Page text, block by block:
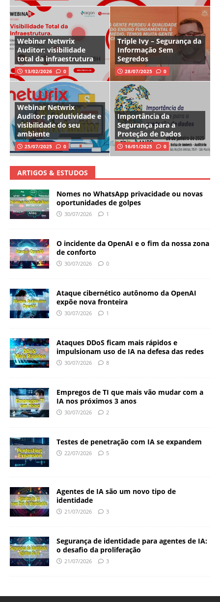
Webinar Netwrix
Auditor: visibilidade
total da infraestrutura
13/02/2026 0
Triple Ivy – Segurança da
Informação Sem
Segredos
28/07/2025 0
Webinar Netwrix
Auditor: produtividade e
visibilidade do seu
ambiente
25/07/2025 0
Importância da
Segurança para a
Proteção de Dados
16/01/2025 0
ARTIGOS & ESTUDOS
Nomes no WhatsApp privacidade ou novas
oportunidades de golpes
30/07/2026 1
O incidente da OpenAI e o fim da nossa zona
de conforto
30/07/2026 0
Ataque cibernético autônomo da OpenAI
expõe nova fronteira
30/07/2026 1
Ataques DDoS ficam mais rápidos e
impulsionam uso de IA na defesa das redes
30/07/2026 8
Empregos de TI que mais vão mudar com a
IA nos próximos 3 anos
30/07/2026 2
Testes de penetração com IA se expandem
22/07/2026 5
Agentes de IA são um novo tipo de
identidade
21/07/2026 3
Segurança de identidade para agentes de IA:
o desafio da proliferação
21/07/2026 3